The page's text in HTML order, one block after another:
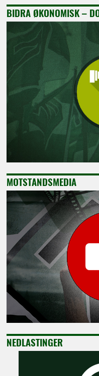
BIDRA ØKONOMISK –
MOTSTANDSMEDIA
NEDLASTINGER